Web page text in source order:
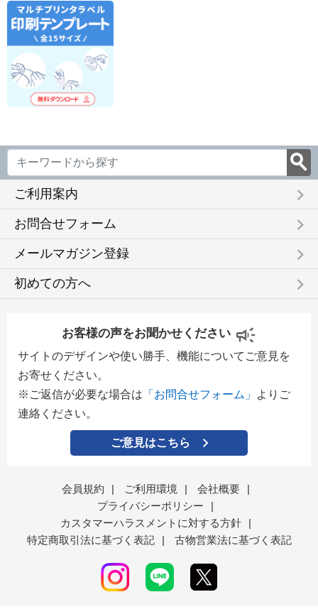
ご利用案内 keyboard_arrow_right
お問合せフォーム keyboard_arrow_right
メールマガジン登録 keyboard_arrow_right
初めての方へ keyboard_arrow_right
お客様の声をお聞かせください
サイトのデザインや使い勝手、機能についてご意見を
お寄せください。
※ご返信が必要な場合は 「お問合せフォーム」
よりご
連絡ください。
ご意見はこちら
会員規約 | ご利用環境 | 会社概要
|
プライバシーポリシー
|
カスタマーハラスメントに対する方針
|
特定商取引法に基づく表記
| 古物営業法に基づく表記